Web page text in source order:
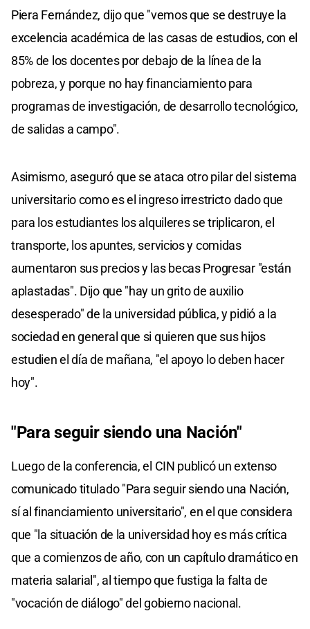
Piera Fernández, dijo que "vemos que se destruye la
excelencia académica de las casas de estudios, con el
85% de los docentes por debajo de la línea de la
pobreza, y porque no hay financiamiento para
programas de investigación, de desarrollo tecnológico,
de salidas a campo".
Asimismo, aseguró que se ataca otro pilar del sistema
universitario como es el ingreso irrestricto dado que
para los estudiantes los alquileres se triplicaron, el
transporte, los apuntes, servicios y comidas
aumentaron sus precios y las becas Progresar "están
aplastadas". Dijo que "hay un grito de auxilio
desesperado" de la universidad pública, y pidió a la
sociedad en general que si quieren que sus hijos
estudien el día de mañana, "el apoyo lo deben hacer
hoy".
"Para seguir siendo una Nación"
Luego de la conferencia, el CIN publicó un extenso
comunicado titulado "Para seguir siendo una Nación,
sí al financiamiento universitario", en el que considera
que "la situación de la universidad hoy es más crítica
que a comienzos de año, con un capítulo dramático en
materia salarial", al tiempo que fustiga la falta de
"vocación de diálogo" del gobierno nacional.